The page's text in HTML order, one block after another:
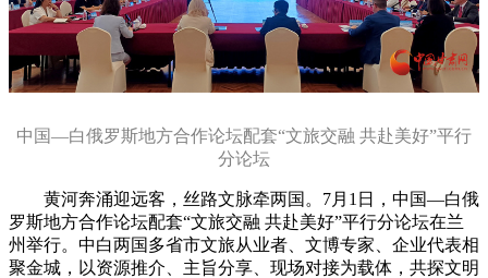
中国—白俄罗斯地方合作论坛配套“文旅交融 共赴美好”平行
分论坛
黄河奔涌迎远客，丝路文脉牵两国。7月1日，中国—白俄
罗斯地方合作论坛配套“文旅交融 共赴美好”平行分论坛在兰
州举行。中白两国多省市文旅从业者、文博专家、企业代表相
聚金城，以资源推介、主旨分享、现场对接为载体，共探文明